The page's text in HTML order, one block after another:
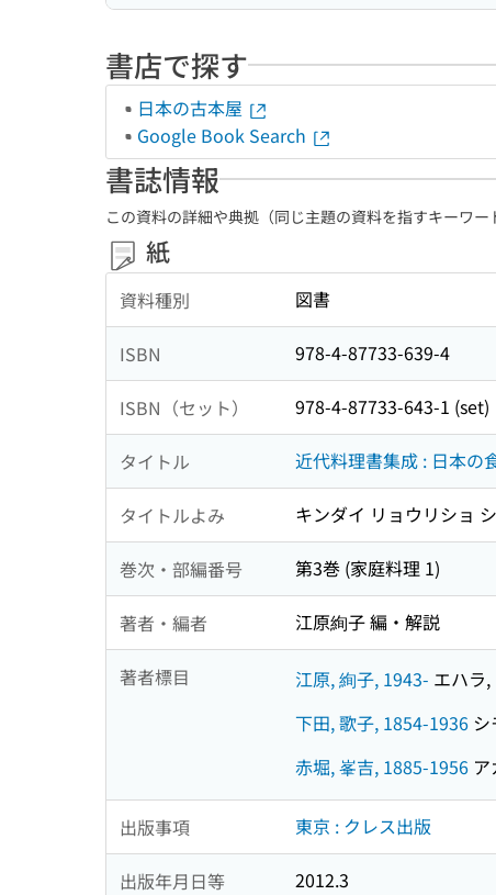
書店で探す
日本の古本屋
Google Book Search
書誌情報
この資料の詳細や典拠（同じ主題の資料を指すキーワー
紙
資料種別 図書
ISBN 978-4-87733-639-4
ISBN（セット） 978-4-87733-643-1 (set)
タイトル 近代料理書集成 : 日本の
タイトルよみ キンダイ リョウリショ
巻次・部編番号 第3巻 (家庭料理 1)
著者・編者 江原絢子 編・解説
著者標目 江原, 絢子, 1943- エハラ
下田, 歌子, 1854-1936
赤堀, 峯吉, 1885-1956
出版事項 東京 : クレス出版
出版年月日等 2012.3